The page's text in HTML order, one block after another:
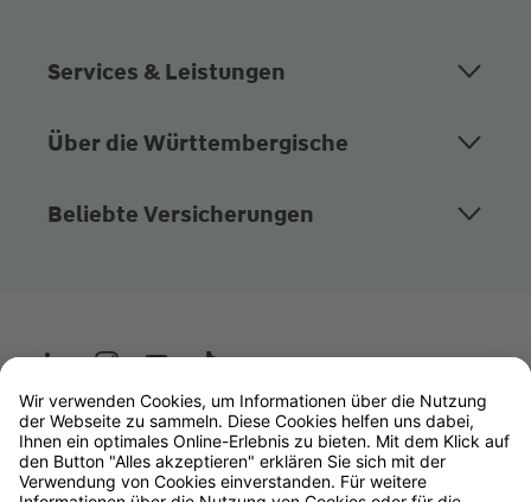
Services & Leistungen
Über die Württembergische
Beliebte Versicherungen
Wüstenrot
W&W Gruppe
OLB Bank